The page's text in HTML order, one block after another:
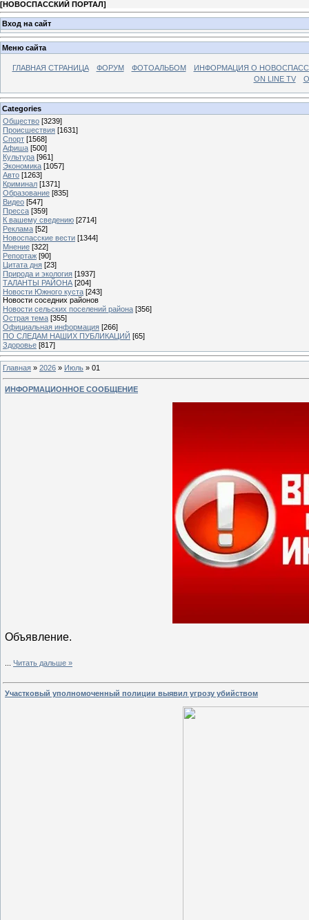
[НОВОСПАССКИЙ ПОРТАЛ]
Вход на сайт
Меню сайта
ГЛАВНАЯ СТРАНИЦА ФОРУМ ФОТОАЛЬБОМ
ИНФОРМАЦИЯ О
ON LINE TV
Categories
Общество [3239]
Происшествия [1631]
Спорт [1568]
Афиша [500]
Культура [961]
Экономика [1057]
Авто [1263]
Криминал [1371]
Образование [835]
Видео [547]
Пресса [359]
К вашему сведению [2714]
Реклама [52]
Новоспасские вести [1344]
Мнение [322]
Репортаж [90]
Цитата дня [23]
Природа и экология [1937]
ТАЛАНТЫ РАЙОНА [204]
Новости Южного куста [243]
Новости соседних районов
Новости сельских поселений района [356]
Острая тема [355]
Официальная информация [266]
ПО СЛЕДАМ НАШИХ ПУБЛИКАЦИЙ [65]
Здоровье [817]
Главная » 2026 » Июль » 01
ИНФОРМАЦИОННОЕ СООБЩЕНИЕ
Объявление.
Читать дальше »
Участковый уполномоченный полиции выявил угрозу убийством